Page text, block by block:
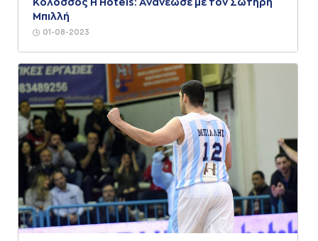
01-08-2023
Κολοσσός H Hotels: Ανανέωσε με τον Σωτήρη
Μπιλλή